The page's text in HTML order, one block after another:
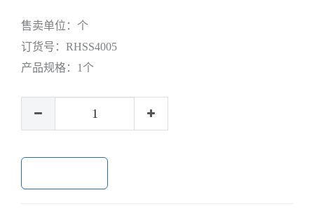
售卖单位： 个
订货号： RHSS4005
产品规格： 1个